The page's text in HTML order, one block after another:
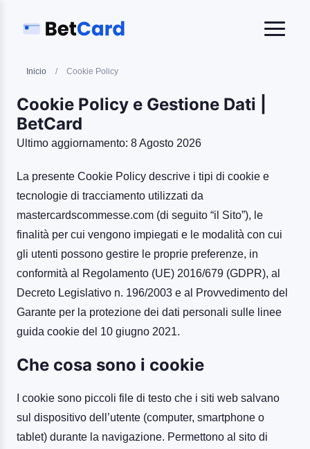
Inicio / Cookie Policy
Cookie Policy e Gestione Dati |
BetCard
Ultimo aggiornamento: 8 Agosto 2026
La presente Cookie Policy descrive i tipi di cookie e
tecnologie di tracciamento utilizzati da
mastercardscommesse.com (di seguito “il Sito”), le
finalità per cui vengono impiegati e le modalità con cui
gli utenti possono gestire le proprie preferenze, in
conformità al Regolamento (UE) 2016/679 (GDPR), al
Decreto Legislativo n. 196/2003 e al Provvedimento del
Garante per la protezione dei dati personali sulle linee
guida cookie del 10 giugno 2021.
Che cosa sono i cookie
I cookie sono piccoli file di testo che i siti web salvano
sul dispositivo dell’utente (computer, smartphone o
tablet) durante la navigazione. Permettono al sito di